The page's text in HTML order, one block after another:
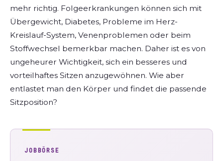
mehr richtig. Folgeerkrankungen können sich mit
Übergewicht, Diabetes, Probleme im Herz-
Kreislauf-System, Venenproblemen oder beim
Stoffwechsel bemerkbar machen. Daher ist es von
ungeheurer Wichtigkeit, sich ein besseres und
vorteilhaftes Sitzen anzugewöhnen. Wie aber
entlastet man den Körper und findet die passende
Sitzposition?
JOBBÖRSE